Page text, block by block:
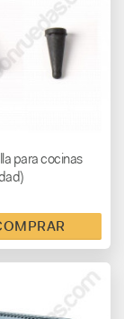
para cocinas